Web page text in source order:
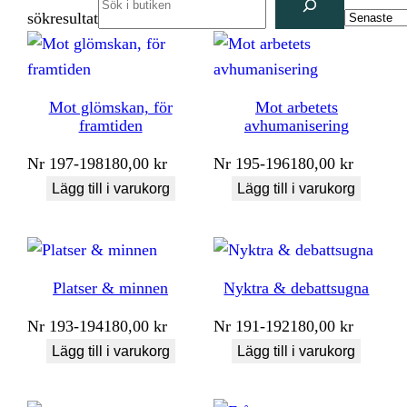
sökresultat
Mot glömskan, för
framtiden
Nr 197-198180,00kr
Lägg till i varukorg
Mot arbetets
avhumanisering
Nr 195-196180,00kr
Lägg till i varukorg
Platser & minnen
Nr 193-194180,00kr
Lägg till i varukorg
Nyktra & debattsugna
Nr 191-192180,00kr
Lägg till i varukorg